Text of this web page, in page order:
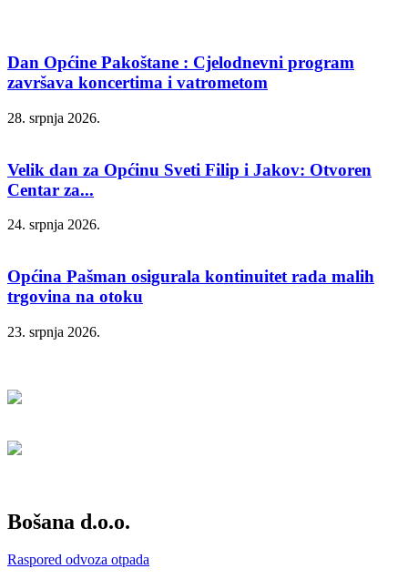
Dan Općine Pakoštane : Cjelodnevni program
završava koncertima i vatrometom
28. srpnja 2026.
Velik dan za Općinu Sveti Filip i Jakov: Otvoren
Centar za...
24. srpnja 2026.
Općina Pašman osigurala kontinuitet rada malih
trgovina na otoku
23. srpnja 2026.
Bošana d.o.o.
Raspored odvoza otpada